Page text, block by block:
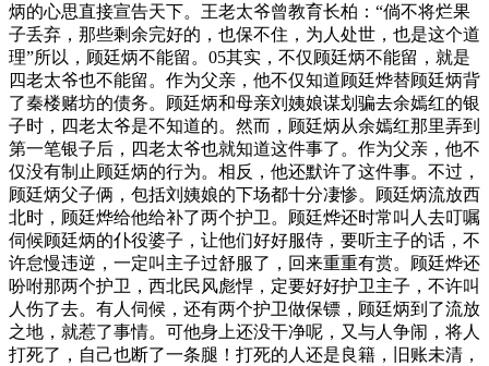
炳的心思直接宣告天下。王老太爷曾教育长柏：“倘不将烂果
子丢弃，那些剩余完好的，也保不住，为人处世，也是这个道
理”所以，顾廷炳不能留。05其实，不仅顾廷炳不能留，就是
四老太爷也不能留。作为父亲，他不仅知道顾廷烨替顾廷炳背
了秦楼赌坊的债务。顾廷炳和母亲刘姨娘谋划骗去余嫣红的银
子时，四老太爷是不知道的。然而，顾廷炳从余嫣红那里弄到
第一笔银子后，四老太爷也就知道这件事了。作为父亲，他不
仅没有制止顾廷炳的行为。相反，他还默许了这件事。不过，
顾廷炳父子俩，包括刘姨娘的下场都十分凄惨。顾廷炳流放西
北时，顾廷烨给他给补了两个护卫。顾廷烨还时常叫人去叮嘱
伺候顾廷炳的仆役婆子，让他们好好服侍，要听主子的话，不
许怠慢违逆，一定叫主子过舒服了，回来重重有赏。顾廷烨还
吩咐那两个护卫，西北民风彪悍，定要好好护卫主子，不许叫
人伤了去。有人伺候，还有两个护卫做保镖，顾廷炳到了流放
之地，就惹了事情。可他身上还没干净呢，又与人争闹，将人
打死了，自己也断了一条腿！打死的人还是良籍，旧账未清，